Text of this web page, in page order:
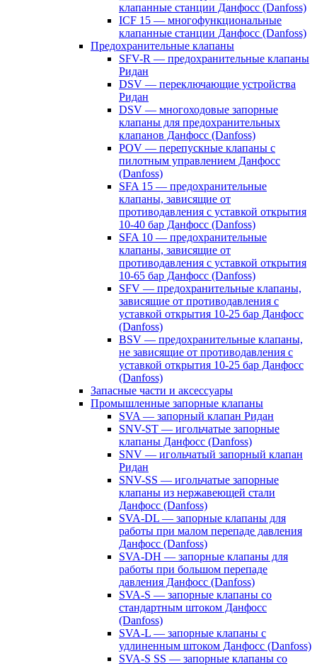
клапанные станции Данфосс (Danfoss)
ICF 15 — многофункциональные
клапанные станции Данфосс (Danfoss)
Предохранительные клапаны
SFV-R — предохранительные клапаны
Ридан
DSV — переключающие устройства
Ридан
DSV — многоходовые запорные
клапаны для предохранительных
клапанов Данфосс (Danfoss)
POV — перепускные клапаны с
пилотным управлением Данфосс
(Danfoss)
SFA 15 — предохранительные
клапаны, зависящие от
противодавления с уставкой открытия
10-40 бар Данфосс (Danfoss)
SFA 10 — предохранительные
клапаны, зависящие от
противодавления с уставкой открытия
10-65 бар Данфосс (Danfoss)
SFV — предохранительные клапаны,
зависящие от противодавления с
уставкой открытия 10-25 бар Данфосс
(Danfoss)
BSV — предохранительные клапаны,
не зависящие от противодавления с
уставкой открытия 10-25 бар Данфосс
(Danfoss)
Запасные части и аксессуары
Промышленные запорные клапаны
SVA — запорный клапан Ридан
SNV-ST — игольчатые запорные
клапаны Данфосс (Danfoss)
SNV — игольчатый запорный клапан
Ридан
SNV-SS — игольчатые запорные
клапаны из нержавеющей стали
Данфосс (Danfoss)
SVA-DL — запорные клапаны для
работы при малом перепаде давления
Данфосс (Danfoss)
SVA-DH — запорные клапаны для
работы при большом перепаде
давления Данфосс (Danfoss)
SVA-S — запорные клапаны со
стандартным штоком Данфосс
(Danfoss)
SVA-L — запорные клапаны с
удлиненным штоком Данфосс (Danfoss)
SVA-S SS — запорные клапаны со